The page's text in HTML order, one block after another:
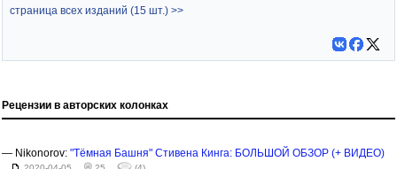
страница всех изданий (15 шт.) >>
Рецензии в авторских колонках
— Nikonorov: "Тёмная Башня" Стивена Кинга: БОЛЬШОЙ ОБЗОР (+ ВИДЕО)